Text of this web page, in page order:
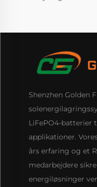
Shenzhen Golden
LiFePO4-batterier
applikationer.
års erfaring og et
medarbejdere
energiløsninger